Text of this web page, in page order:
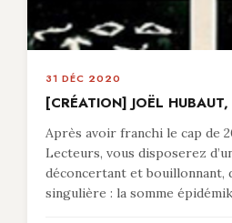
31 DÉC 2020
[CRÉATION] JOËL
Après avoir franchi le cap de
Lecteurs, vous disposerez
déconcertant et bouillonnant,
singulière : la somme